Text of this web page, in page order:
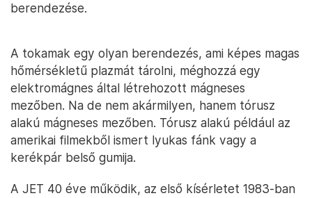
berendezése.
A tokamak egy olyan berendezés, ami képes magas
hőmérsékletű plazmát tárolni, méghozzá egy
elektromágnes által létrehozott mágneses
mezőben. Na de nem akármilyen, hanem tórusz
alakú mágneses mezőben. Tórusz alakú például az
amerikai filmekből ismert lyukas fánk vagy a
kerékpár belső gumija.
A JET 40 éve működik, az első kísérletet 1983-ban